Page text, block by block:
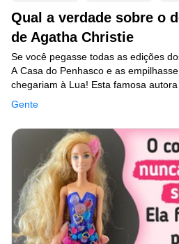
Qual a verdade sobre o
de Agatha Christie
Gente
Se você pegasse todas as edições
A Casa do Penhasco e as
chegariam à Lua! Esta famosa
traduzida de todos os tempos —
de 100 idiomas. Ela também foi
Records como livro mais grosso —
das histórias completas de Miss